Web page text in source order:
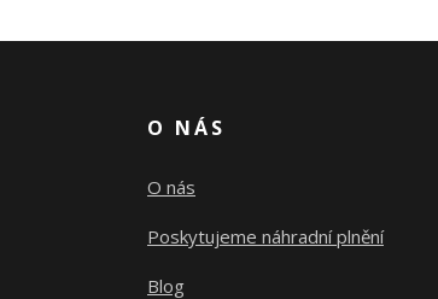
O NÁS
O nás
Poskytujeme náhradní plnění
Blog